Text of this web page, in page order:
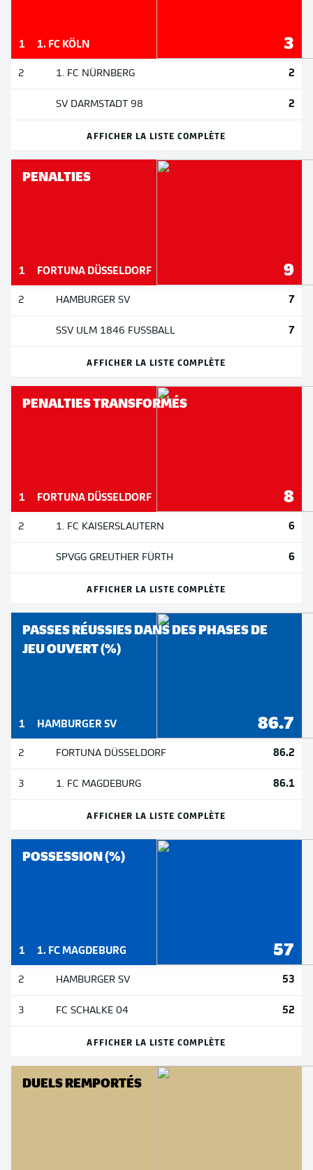
1 1. FC KÖLN 3
2 1. FC NÜRNBERG 2
SV DARMSTADT 98 2
AFFICHER LA LISTE COMPLÈTE
PENALTIES
1 FORTUNA DÜSSELDORF 9
2 HAMBURGER SV 7
SSV ULM 1846 FUSSBALL 7
AFFICHER LA LISTE COMPLÈTE
PENALTIES TRANSFORMÉS
1 FORTUNA DÜSSELDORF 8
2 1. FC KAISERSLAUTERN 6
SPVGG GREUTHER FÜRTH 6
AFFICHER LA LISTE COMPLÈTE
PASSES RÉUSSIES DANS DES PHASES DE
JEU OUVERT (%)
1 HAMBURGER SV 86.7
2 FORTUNA DÜSSELDORF 86.2
3 1. FC MAGDEBURG 86.1
AFFICHER LA LISTE COMPLÈTE
POSSESSION (%)
1 1. FC MAGDEBURG 57
2 HAMBURGER SV 53
3 FC SCHALKE 04 52
AFFICHER LA LISTE COMPLÈTE
DUELS REMPORTÉS